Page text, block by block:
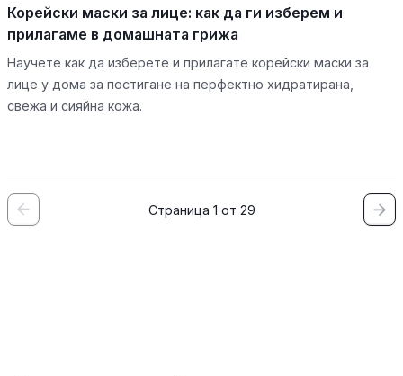
Корейски маски за лице: как да ги изберем и
прилагаме в домашната грижа
Научете как да изберете и прилагате корейски маски за
лице у дома за постигане на перфектно хидратирана,
свежа и сияйна кожа.
Страница 1 от 29